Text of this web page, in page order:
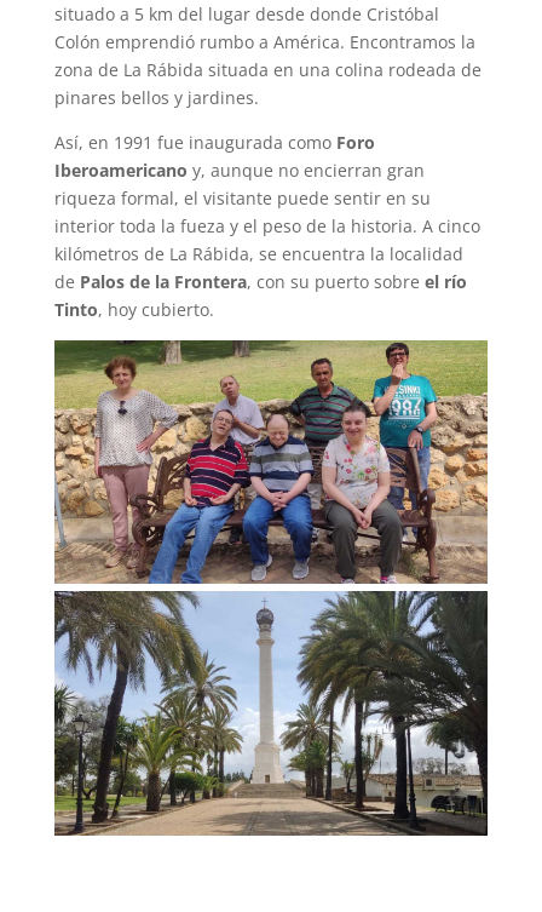
situado a 5 km del lugar desde donde Cristóbal
Colón emprendió rumbo a América. Encontramos la
zona de La Rábida situada en una colina rodeada de
pinares bellos y jardines.
Así, en 1991 fue inaugurada como Foro
Iberoamericano y, aunque no encierran gran
riqueza formal, el visitante puede sentir en su
interior toda la fueza y el peso de la historia. A cinco
kilómetros de La Rábida, se encuentra la localidad
de Palos de la Frontera, con su puerto sobre el río
Tinto, hoy cubierto.